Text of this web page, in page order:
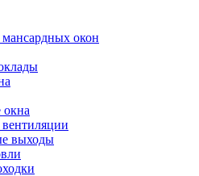
окон
выходы